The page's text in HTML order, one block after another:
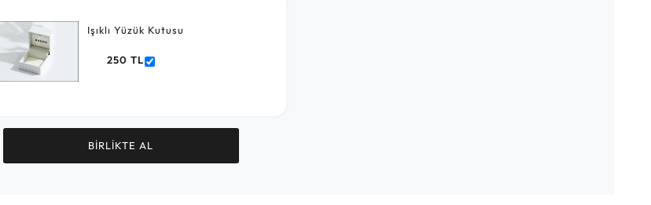
Işıklı Yüzük Kutusu
250 TL
BİRLİKTE AL